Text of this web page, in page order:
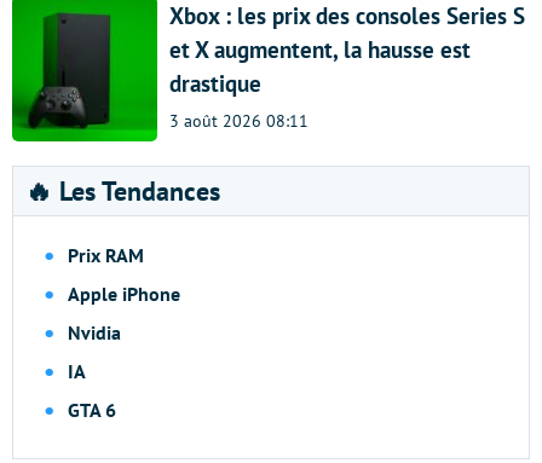
Xbox : les prix des consoles Series S
et X augmentent, la hausse est
drastique
3 août 2026 08:11
🔥 Les Tendances
Prix RAM
Apple iPhone
Nvidia
IA
GTA 6